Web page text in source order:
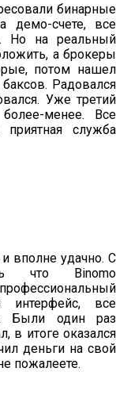
бинарные
демо-счете, все
Но на реальный
а брокеры
потом нашел
Радовался
Уже третий
менее. Все
приятная служба
вполне удачно. С
что Binomo
все
Были один раз
в итоге оказался
деньги на свой
пожалеете.